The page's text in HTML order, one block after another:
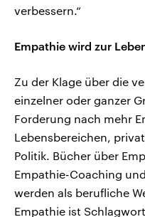
verbessern.“
Empathie wird zur
Zu der Klage über die
einzelner oder ganzer
Forderung nach mehr
Lebensbereichen,
Politik. Bücher über
Empathie-Coaching
werden als berufliche
Empathie ist